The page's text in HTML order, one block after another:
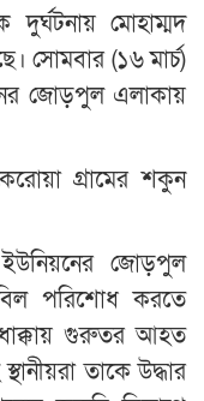
মোহাম্মদ
সোমবার (১৬ মার্চ)
জোড়পুল এলাকায়
গ্রামের শকুন
ইউনিয়নের জোড়পুল
পরিশোধ করতে
গুরুতর আহত
তাকে উদ্ধার